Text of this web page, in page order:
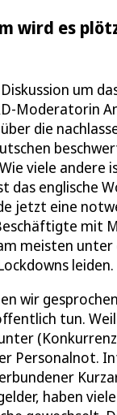
wird es
um
Moderatorin
die
viele andere
das englische
jetzt eine
mit
meisten
leiden.
wir
tun.
Personalnot.
haben